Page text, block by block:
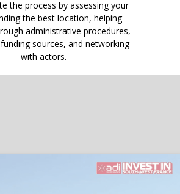
the process by assessing your
the best location, helping
administrative procedures,
sources, and networking
with actors.